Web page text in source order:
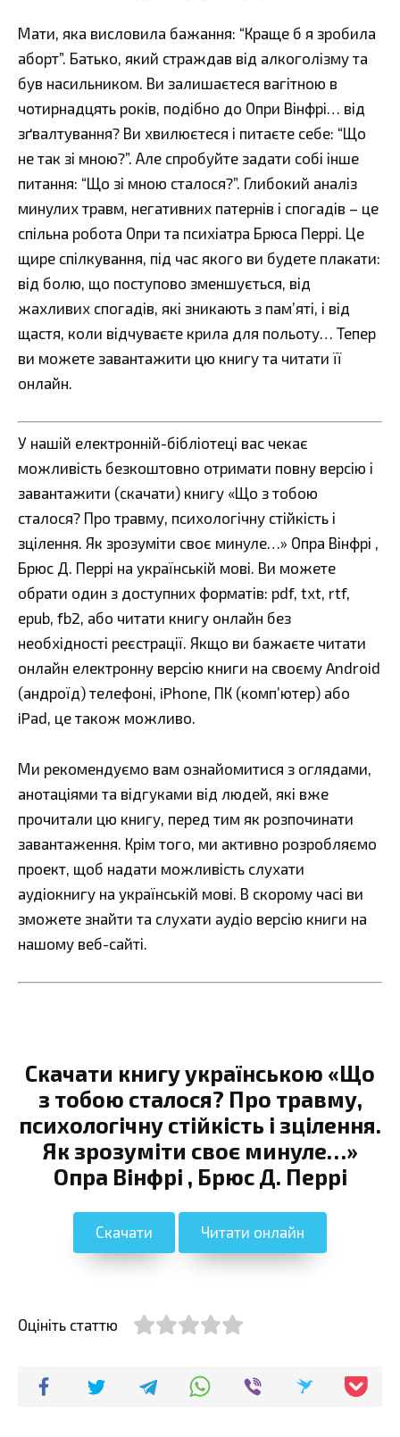
Мати, яка висловила бажання: “Краще б я зробила
аборт”. Батько, який страждав від алкоголізму та
був насильником. Ви залишаєтеся вагітною в
чотирнадцять років, подібно до Опри Вінфрі… від
зґвалтування? Ви хвилюєтеся і питаєте себе: “Що
не так зі мною?”. Але спробуйте задати собі інше
питання: “Що зі мною сталося?”. Глибокий аналіз
минулих травм, негативних патернів і спогадів – це
спільна робота Опри та психіатра Брюса Перрі. Це
щире спілкування, під час якого ви будете плакати:
від болю, що поступово зменшується, від
жахливих спогадів, які зникають з пам’яті, і від
щастя, коли відчуваєте крила для польоту… Тепер
ви можете завантажити цю книгу та читати її
онлайн.
У нашій електронній-бібліотеці вас чекає
можливість безкоштовно отримати повну версію і
завантажити (скачати) книгу «Що з тобою
сталося? Про травму, психологічну стійкість і
зцілення. Як зрозуміти своє минуле…» Опра Вінфрі ,
Брюс Д. Перрі на українській мові. Ви можете
обрати один з доступних форматів: pdf, txt, rtf,
epub, fb2, або читати книгу онлайн без
необхідності реєстрації. Якщо ви бажаєте читати
онлайн електронну версію книги на своєму Android
(андроїд) телефоні, iPhone, ПК (комп’ютер) або
iPad, це також можливо.
Ми рекомендуємо вам ознайомитися з оглядами,
анотаціями та відгуками від людей, які вже
прочитали цю книгу, перед тим як розпочинати
завантаження. Крім того, ми активно розробляємо
проект, щоб надати можливість слухати
аудіокнигу на українській мові. В скорому часі ви
зможете знайти та слухати аудіо версію книги на
нашому веб-сайті.
Скачати книгу українською «Що
з тобою сталося? Про травму,
психологічну стійкість і зцілення.
Як зрозуміти своє минуле…»
Опра Вінфрі , Брюс Д. Перрі
Скачати Читати онлайн
Оцініть статтю